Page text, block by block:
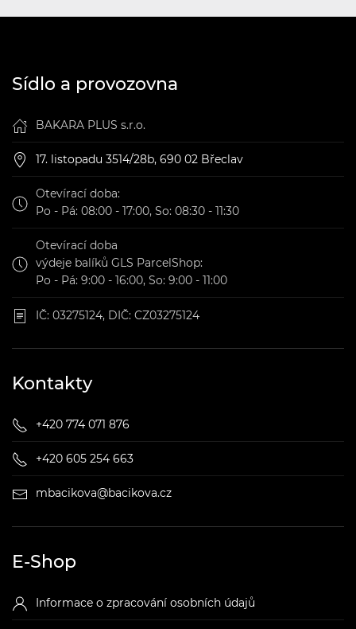
Sídlo a provozovna
BAKARA PLUS s.r.o.
17. listopadu 3514/28b, 690 02 Břeclav
Otevírací doba:
Po - Pá: 08:00 - 17:00, So: 08:30 - 11:30
Otevírací doba
výdeje balíků GLS ParcelShop:
Po - Pá: 9:00 - 16:00, So: 9:00 - 11:00
IČ: 03275124, DIČ: CZ03275124
Kontakty
+420 774 071 876
+420 605 254 663
mbacikova@bacikova.cz
E-Shop
Informace o zpracování osobních údajů